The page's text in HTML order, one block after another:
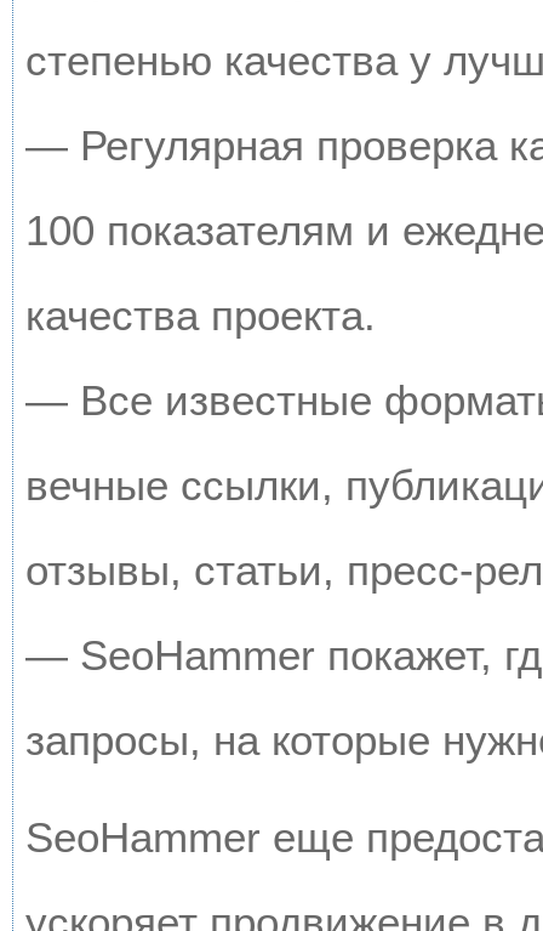
степенью качества у
— Регулярная проверка
100 показателям и
качества проекта.
— Все известные
вечные ссылки,
отзывы, статьи, пресс-
— SeoHammer покажет,
запросы, на которые
SeoHammer еще